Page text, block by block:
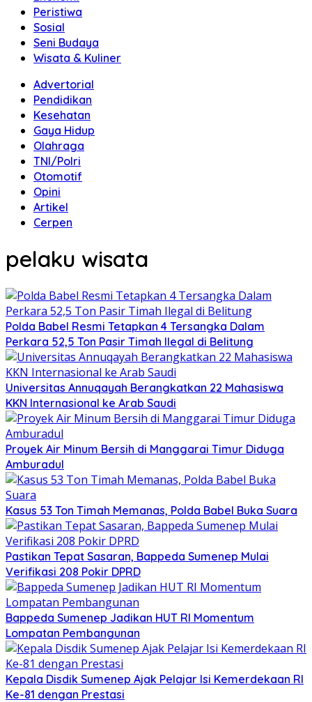
Peristiwa
Sosial
Seni Budaya
Wisata & Kuliner
Advertorial
Pendidikan
Kesehatan
Gaya Hidup
Olahraga
TNI/Polri
Otomotif
Opini
Artikel
Cerpen
pelaku wisata
Polda Babel Resmi Tetapkan 4 Tersangka Dalam
Perkara 52,5 Ton Pasir Timah Ilegal di Belitung
Universitas Annuqayah Berangkatkan 22 Mahasiswa
KKN Internasional ke Arab Saudi
Proyek Air Minum Bersih di Manggarai Timur Diduga
Amburadul
Kasus 53 Ton Timah Memanas, Polda Babel Buka Suara
Pastikan Tepat Sasaran, Bappeda Sumenep Mulai
Verifikasi 208 Pokir DPRD
Bappeda Sumenep Jadikan HUT RI Momentum
Lompatan Pembangunan
Kepala Disdik Sumenep Ajak Pelajar Isi Kemerdekaan RI
Ke-81 dengan Prestasi